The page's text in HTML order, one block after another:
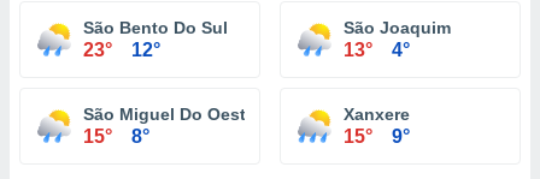
São Bento Do Sul
23° 12°
São Joaquim
13° 4°
São Miguel Do Oeste
15° 8°
Xanxere
15° 9°